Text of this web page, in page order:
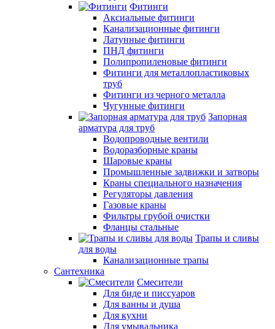
Фитинги
Аксиальные фитинги
Канализационные фитинги
Латунные фитинги
ПНД фитинги
Полипропиленовые фитинги
Фитинги для металлопластиковых
труб
Фитинги из черного металла
Чугунные фитинги
Запорная
арматура для труб
Водопроводные вентили
Водоразборные краны
Шаровые краны
Промышленные задвижки и затворы
Краны специального назначения
Регуляторы давления
Газовые краны
Фильтры грубой очистки
Фланцы стальные
Трапы и сливы
для воды
Канализационные трапы
Сантехника
Смесители
Для биде и писсуаров
Для ванны и душа
Для кухни
Для умывальника